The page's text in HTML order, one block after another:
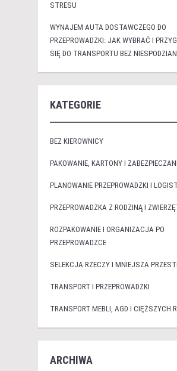
STRESU
WYNAJEM AUTA DOSTAWCZEGO DO
PRZEPROWADZKI: JAK WYBRAĆ I
SIĘ DO TRANSPORTU BEZ
KATEGORIE
BEZ KIEROWNICY
PAKOWANIE, KARTONY I
PLANOWANIE PRZEPROWADZKI I
PRZEPROWADZKA Z RODZINĄ I
ROZPAKOWANIE I ORGANIZACJA PO
PRZEPROWADZCE
SELEKCJA RZECZY I MNIEJSZA
TRANSPORT I PRZEPROWADZKI
TRANSPORT MEBLI, AGD I CIĘŻSZYCH
ARCHIWA